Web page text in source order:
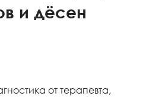
и дёсен
от терапевта,